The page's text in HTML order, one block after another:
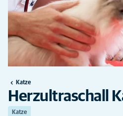
Katze
Herzultraschall
Katze